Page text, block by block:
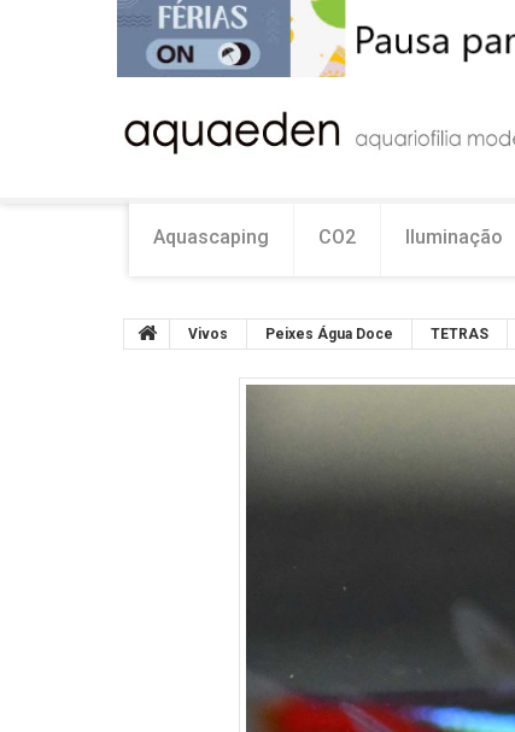
Aquascaping CO2 Iluminação
Vivos Peixes Água Doce TETRAS